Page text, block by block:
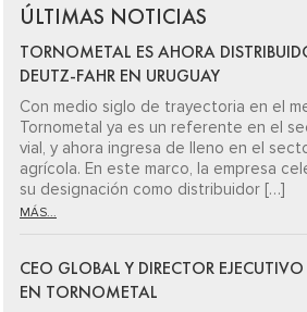
ÚLTIMAS NOTICIAS
TORNOMETAL ES AHORA
DEUTZ-FAHR EN URUGUAY
Con medio siglo de trayectoria en el
Tornometal ya es un referente en el
vial, y ahora ingresa de lleno en el
agrícola. En este marco, la empresa
su designación como distribuidor […]
MÁS...
CEO GLOBAL Y DIRECTOR
EN TORNOMETAL